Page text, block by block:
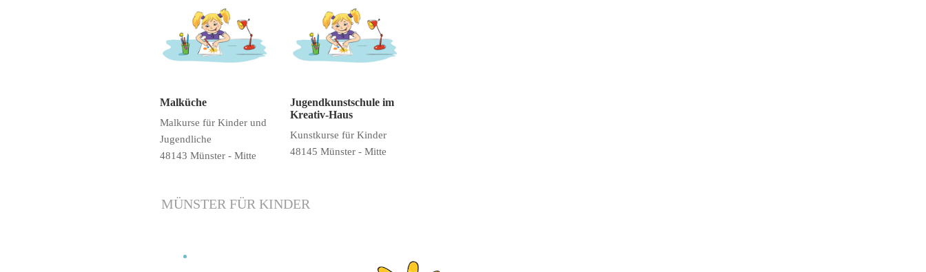
Malküche
Malkurse für Kinder und
Jugendliche
48143 Münster - Mitte
Jugendkunstschule im
Kreativ-Haus
Kunstkurse für Kinder
48145 Münster - Mitte
MÜNSTER FÜR KINDER